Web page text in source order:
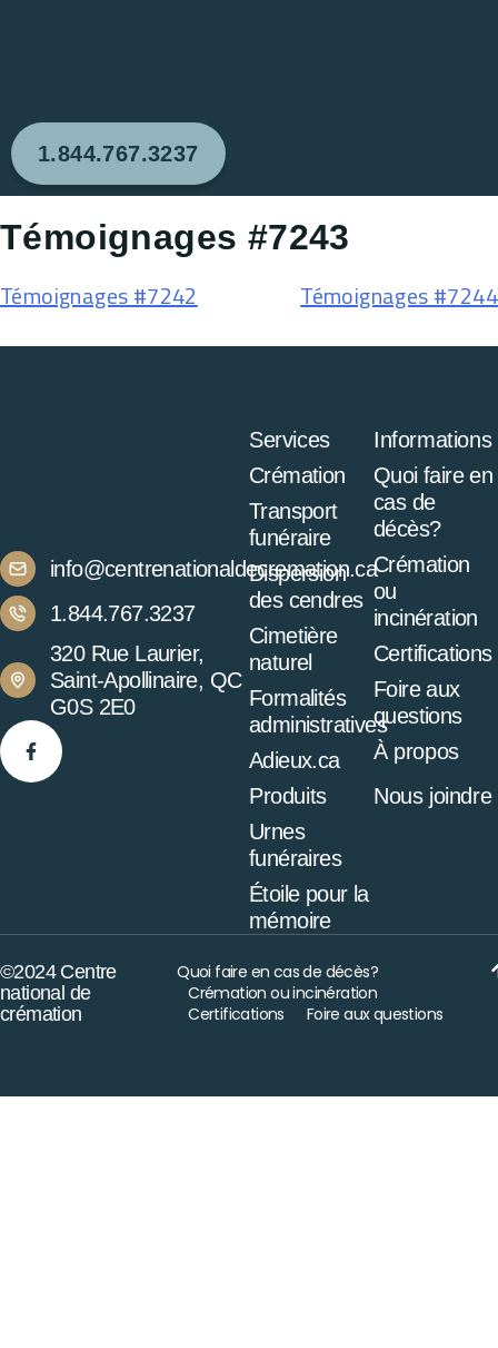
1.844.767.3237
Témoignages #7243
Témoignages #7242 Témoignages #7244
info@centrenationaldecremation.ca
1.844.767.3237
320 Rue Laurier,
Saint-Apollinaire, QC
G0S 2E0
Services
Crémation
Transport
funéraire
Dispersion
des cendres
Cimetière
naturel
Formalités
administratives
Adieux.ca
Produits
Urnes
funéraires
Étoile pour la
mémoire
Informations
Quoi faire en
cas de
décès?
Crémation
ou
incinération
Certifications
Foire aux
questions
À propos
Nous joindre
©2024 Centre
national de
crémation
Quoi faire en cas de décès?
Crémation ou incinération
Certifications
Foire aux questions